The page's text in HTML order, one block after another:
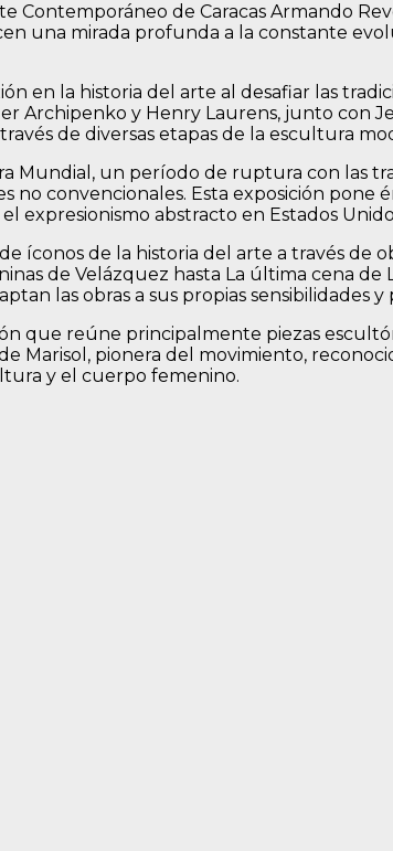
de Caracas Armando
una mirada profunda a la constante
en la historia del arte al desafiar las
Archipenko y Henry Laurens, junto con
de diversas etapas de la escultura
Mundial, un período de ruptura con las
convencionales. Esta exposición pone
expresionismo abstracto en Estados
de la historia del arte a través de
de Velázquez hasta La última cena de
las obras a sus propias sensibilidades y
que reúne principalmente piezas
Marisol, pionera del movimiento,
y el cuerpo femenino.